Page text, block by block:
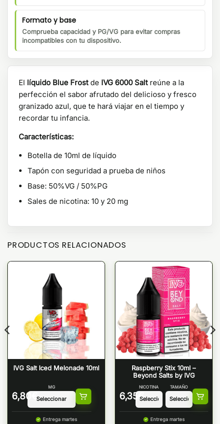
Formato y base
Comprueba capacidad y PG/VG para evitar compras
incompatibles con tu dispositivo.
El líquido Blue Frostde IVG 6000 Saltreúne a la
perfección el sabor afrutado del delicioso y fresco
granizado azul, que te hará viajar en el tiempo y
recordar tu infancia.
Características:
Botella de 10ml de líquido
Tapón con seguridad a prueba de niños
Base: 50%VG / 50%PG
Sales de nicotina: 10 y 20 mg
PRODUCTOS RELACIONADOS
IVG Salt Iced Melonade 10ml
6,80 €
MG
Entrega martes
Raspberry Stix 10ml –
Beyond Salts by IVG
6,35 €
NICOTINA TAMAÑO
Entrega martes